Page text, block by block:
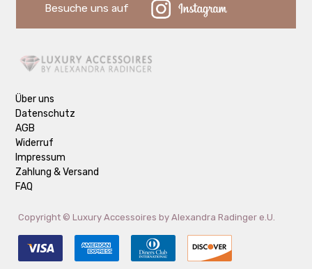
Besuche uns auf
Über uns
Datenschutz
AGB
Widerruf
Impressum
Zahlung & Versand
FAQ
Copyright © Luxury Accessoires by Alexandra Radinger e.U.